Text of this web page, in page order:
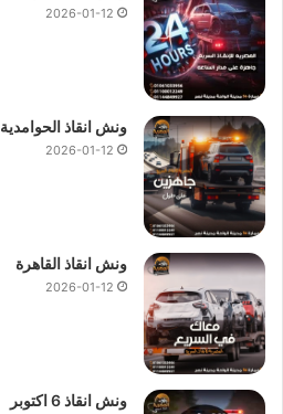
2026-01-12
ونش انقاذ الحوامدية
2026-01-12
ونش انقاذ القاهرة
2026-01-12
ونش انقاذ 6 اكتوبر